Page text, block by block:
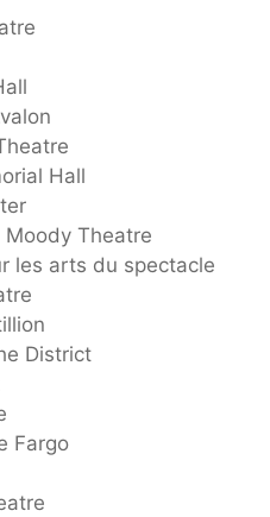
Hall
Moody Theatre
les arts du spectacle
District
Fargo